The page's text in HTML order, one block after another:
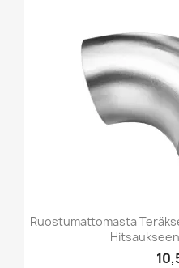
Ruostumattomasta